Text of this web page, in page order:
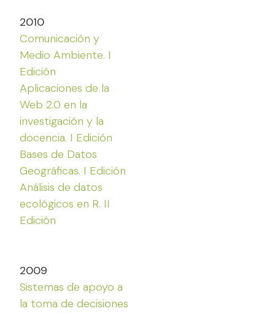
2010
Comunicación y
Medio Ambiente. I
Edición
Aplicaciones de la
Web 2.0 en la
investigación y la
docencia. I Edición
Bases de Datos
Geográficas. I Edición
Análisis de datos
ecológicos en R. II
Edición
2009
Sistemas de apoyo a
la toma de decisiones